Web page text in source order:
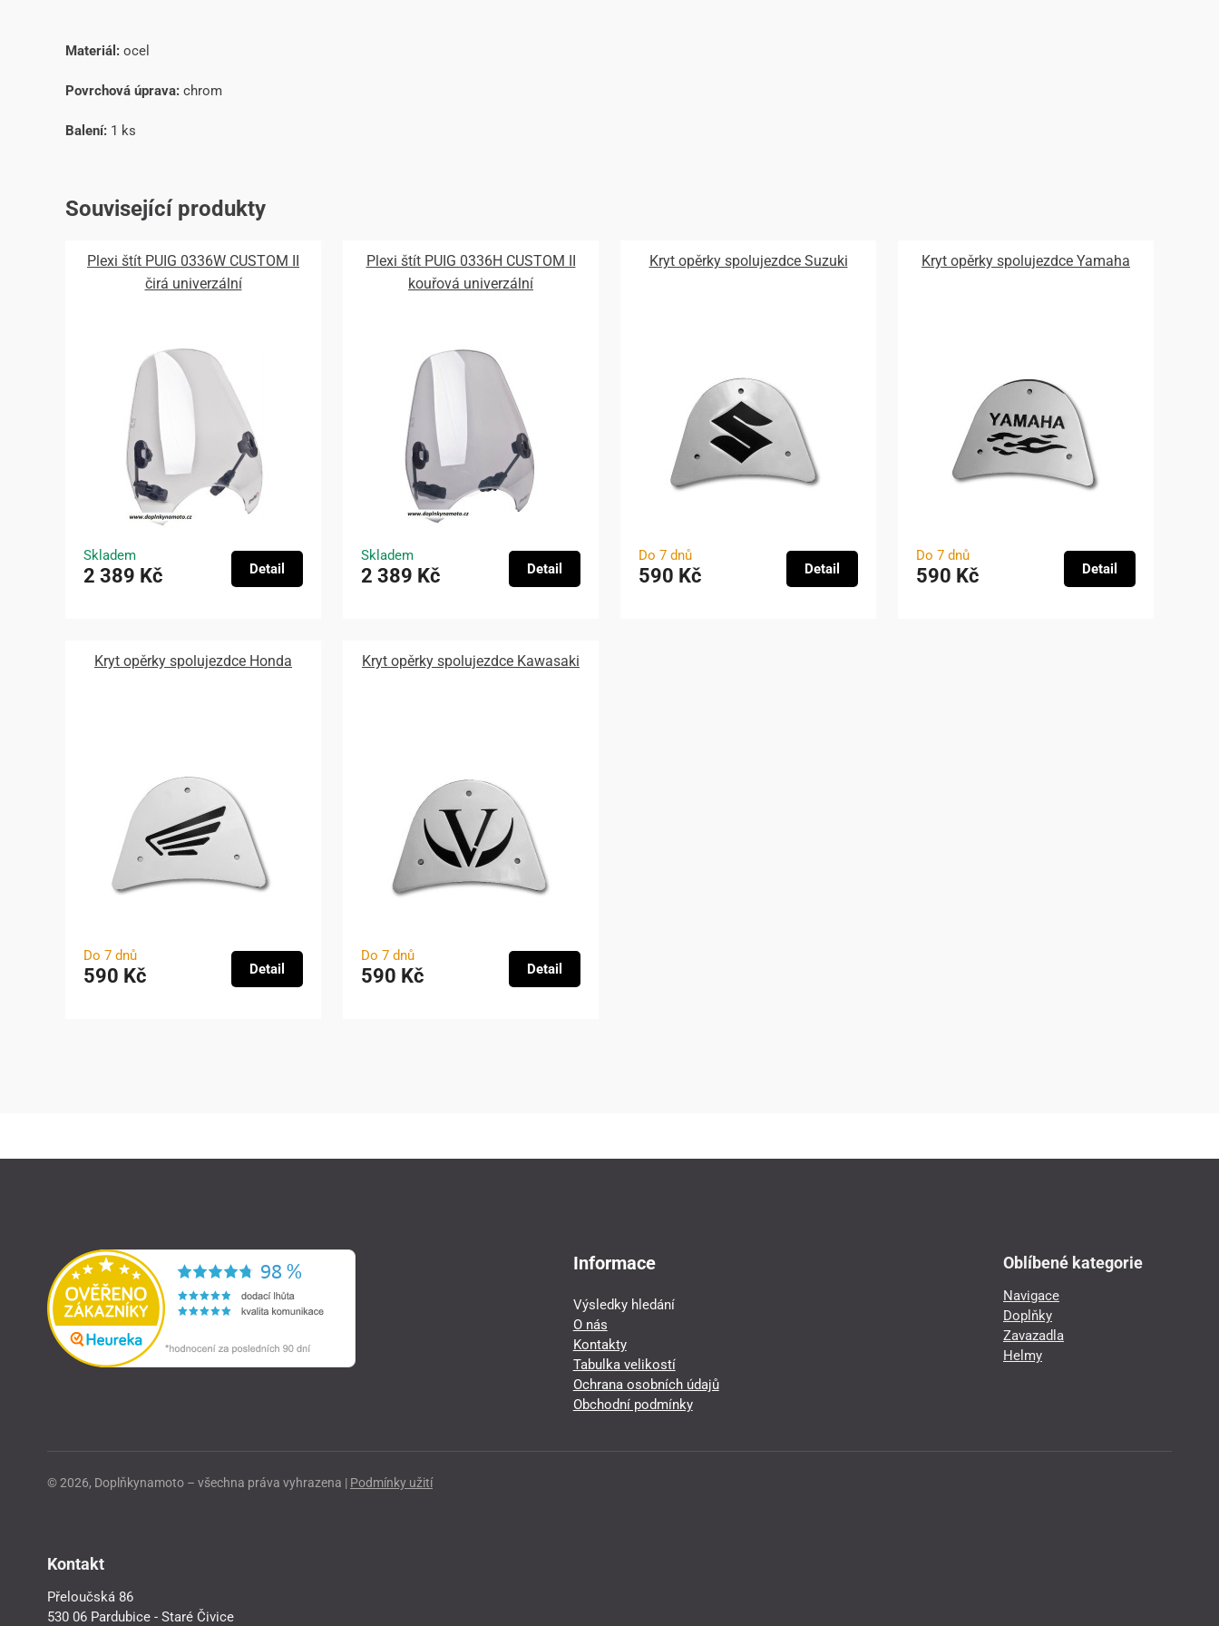
Materiál: ocel
Povrchová úprava: chrom
Balení: 1 ks
Související produkty
Plexi štít PUIG 0336W CUSTOM II
čirá univerzální
Skladem
2 389 Kč Detail
Plexi štít PUIG 0336H CUSTOM II
kouřová univerzální
Skladem
2 389 Kč Detail
Kryt opěrky spolujezdce Suzuki
Do 7 dnů
590 Kč Detail
Kryt opěrky spolujezdce Yamaha
Do 7 dnů
590 Kč Detail
Kryt opěrky spolujezdce Honda
Do 7 dnů
590 Kč Detail
Kryt opěrky spolujezdce Kawasaki
Do 7 dnů
590 Kč Detail
Informace
Výsledky hledání
O nás
Kontakty
Tabulka velikostí
Ochrana osobních údajů
Obchodní podmínky
Oblíbené kategorie
Navigace
Doplňky
Zavazadla
Helmy
© 2026, Doplňkynamoto – všechna práva vyhrazena | Podmínky užití
Kontakt
Přeloučská 86
530 06 Pardubice - Staré Čivice